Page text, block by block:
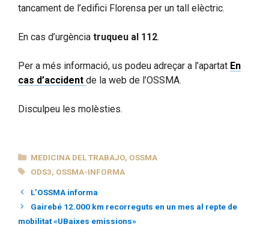
tancament de l’edifici Florensa per un tall elèctric.
En cas d’urgència truqueu al 112.
Per a més informació, us podeu adreçar a l’apartat En
cas d’accident de la web de l’OSSMA.
Disculpeu les molèsties.
CATEGORÍAS
MEDICINA DEL TRABAJO, OSSMA
ETIQUETAS
ODS3, OSSMA-INFORMA
L’OSSMA informa
Gairebé 12.000 km recorreguts en un mes al repte de
mobilitat «UBaixes emissions»